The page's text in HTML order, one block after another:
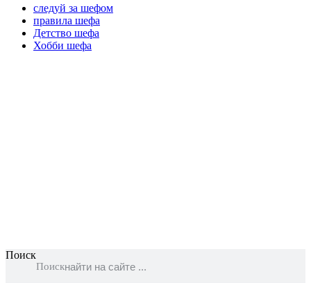
следуй за шефом
правила шефа
Детство шефа
Хобби шефа
Поиск
Поиск